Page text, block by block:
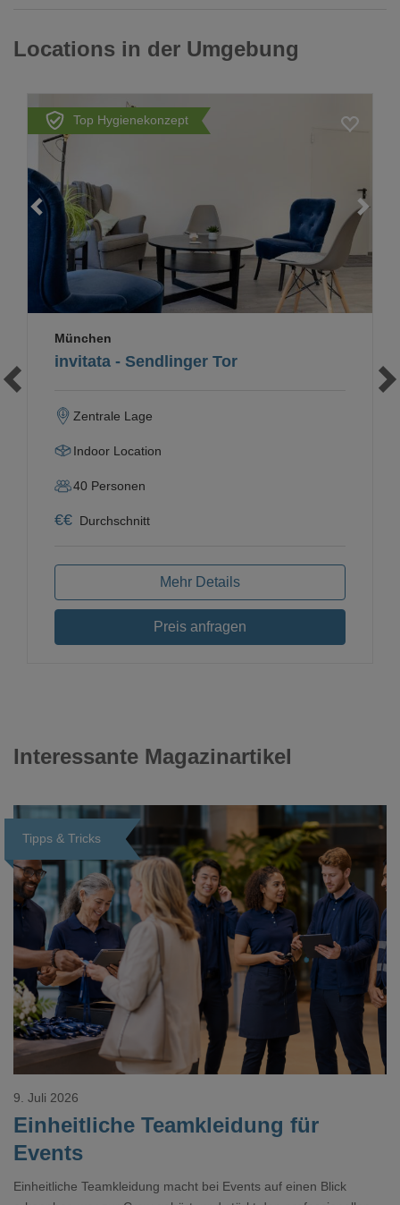
Locations in der Umgebung
Top Hygienekonzept
invitata - Sendlinger Tor
München
Zentrale Lage
Indoor Location
40 Personen
€€ Durchschnitt
Mehr Details
Preis anfragen
Interessante Magazinartikel
Tipps & Tricks
Loading...
Einheitliche Teamkleidung für
Events
9. Juli 2026
Einheitliche Teamkleidung macht bei Events auf einen Blick